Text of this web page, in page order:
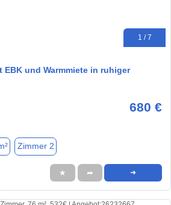
1 / 7
EBK und Warmmiete in ruhiger
680 €
Zimmer 2
★ ➦ ➜